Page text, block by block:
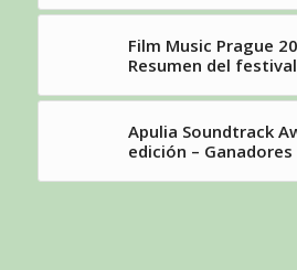
Film Music Prague
Resumen del festival
Apulia Soundtrack
edición – Ganadores